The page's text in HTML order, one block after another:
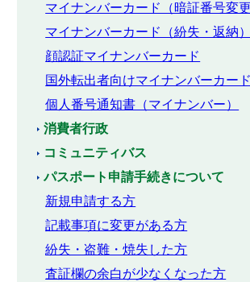
マイナンバーカード（暗証番号変
マイナンバーカード（紛失・返納）
顔認証マイナンバーカード
国外転出者向けマイナンバーカード
個人番号通知書（マイナンバー）
消費者行政
コミュニティバス
パスポート申請手続きについて
新規申請する方
記載事項に変更がある方
紛失・盗難・焼失した方
査証欄の余白が少なくなった方